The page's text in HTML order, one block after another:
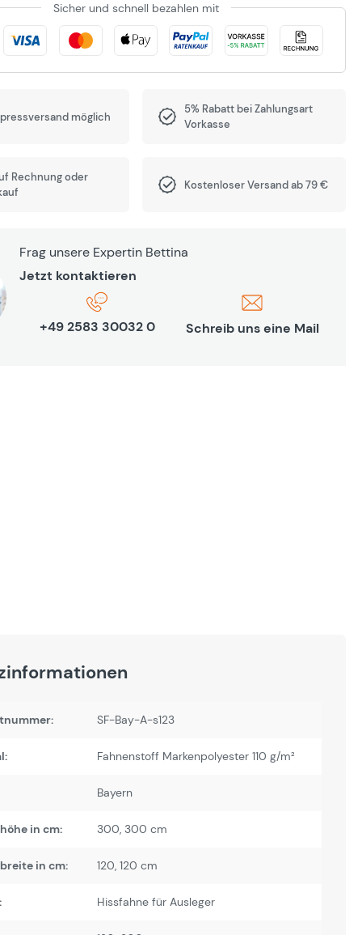
Sicher und schnell bezahlen mit
möglich
5% Rabatt bei Zahlungsart
Vorkasse
Rechnung oder
Kostenloser Versand ab 79 €
Frag unsere Expertin Bettina
Jetzt kontaktieren
+49 2583 30032 0 Schreib uns eine Mail
SF-Bay-A-s123
Fahnenstoff Markenpolyester 110 g/m²
Bayern
in cm: 300, 300 cm
in cm: 120, 120 cm
Hissfahne für Ausleger